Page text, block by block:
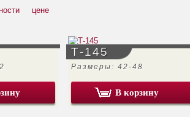
цене
Т-145
Размеры: 42-48
В корзину